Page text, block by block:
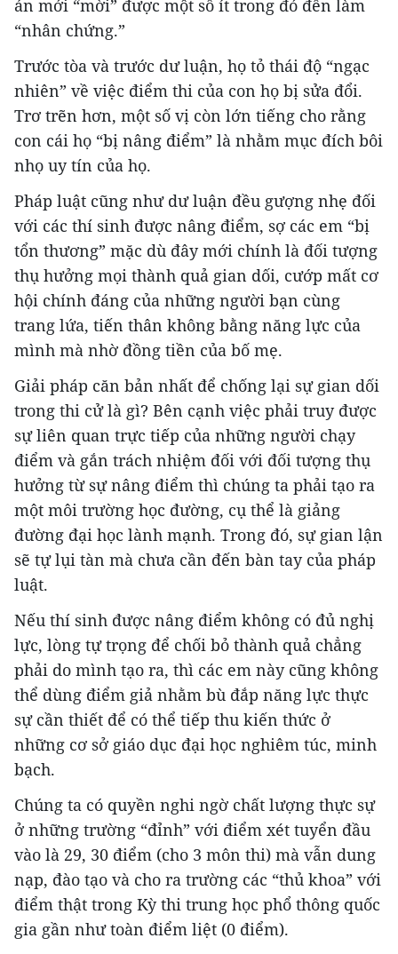
án mới “mời” được một số ít trong đó đến làm
“nhân chứng.”
Trước tòa và trước dư luận, họ tỏ thái độ “ngạc
nhiên” về việc điểm thi của con họ bị sửa đổi.
Trơ trẽn hơn, một số vị còn lớn tiếng cho rằng
con cái họ “bị nâng điểm” là nhằm mục đích bôi
nhọ uy tín của họ.
Pháp luật cũng như dư luận đều gượng nhẹ đối
với các thí sinh được nâng điểm, sợ các em “bị
tổn thương” mặc dù đây mới chính là đối tượng
thụ hưởng mọi thành quả gian dối, cướp mất cơ
hội chính đáng của những người bạn cùng
trang lứa, tiến thân không bằng năng lực của
mình mà nhờ đồng tiền của bố mẹ.
Giải pháp căn bản nhất để chống lại sự gian dối
trong thi cử là gì? Bên cạnh việc phải truy được
sự liên quan trực tiếp của những người chạy
điểm và gắn trách nhiệm đối với đối tượng thụ
hưởng từ sự nâng điểm thì chúng ta phải tạo ra
một môi trường học đường, cụ thể là giảng
đường đại học lành mạnh. Trong đó, sự gian lận
sẽ tự lụi tàn mà chưa cần đến bàn tay của pháp
luật.
Nếu thí sinh được nâng điểm không có đủ nghị
lực, lòng tự trọng để chối bỏ thành quả chẳng
phải do mình tạo ra, thì các em này cũng không
thể dùng điểm giả nhằm bù đắp năng lực thực
sự cần thiết để có thể tiếp thu kiến thức ở
những cơ sở giáo dục đại học nghiêm túc, minh
bạch.
Chúng ta có quyền nghi ngờ chất lượng thực sự
ở những trường “đỉnh” với điểm xét tuyển đầu
vào là 29, 30 điểm (cho 3 môn thi) mà vẫn dung
nạp, đào tạo và cho ra trường các “thủ khoa” với
điểm thật trong Kỳ thi trung học phổ thông quốc
gia gần như toàn điểm liệt (0 điểm).